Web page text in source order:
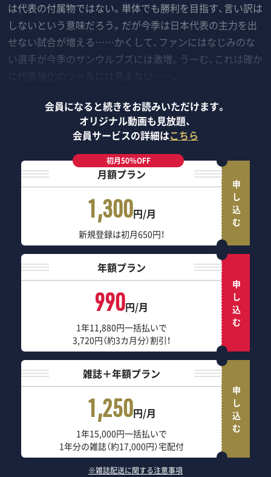
は代表の付属物ではない。単体でも勝利を目指す、言い訳は
しないという意味だろう。だが今季は日本代表の主力を出
せない試合が増える……かくして、ファンにはなじみのな
い選手が今季のサンウルブズには激増。うーむ、これは確か
会員になると続きをお読みいただけます。
オリジナル動画も見放題、
会員サービスの詳細はこちら
初月50％OFF
月額プラン
1,300円/月
新規登録は初月650円！
申し込む
年額プラン
990円/月
1年11,880円一括払いで
3,720円（約3カ月分）割引！
申し込む
雑誌＋年額プラン
1,250円/月
1年15,000円一括払いで
1年分の雑誌（約17,000円）宅配付
申し込む
※雑誌配送に関する注意事項